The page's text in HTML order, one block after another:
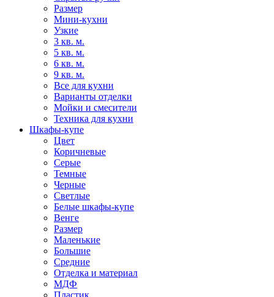
Размер
Мини-кухни
Узкие
3 кв. м.
5 кв. м.
6 кв. м.
9 кв. м.
Все для кухни
Варианты отделки
Мойки и смесители
Техника для кухни
Шкафы-купе
Цвет
Коричневые
Серые
Темные
Черные
Светлые
Белые шкафы-купе
Венге
Размер
Маленькие
Большие
Средние
Отделка и материал
МДФ
Пластик